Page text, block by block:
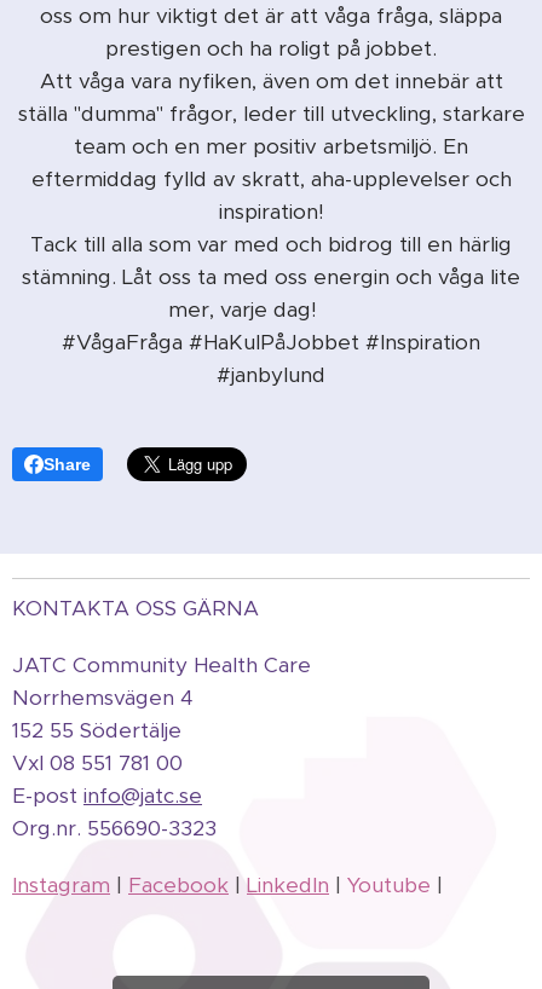
oss om hur viktigt det är att våga fråga, släppa
prestigen och ha roligt på jobbet.
Att våga vara nyfiken, även om det innebär att
ställa "dumma" frågor, leder till utveckling, starkare
team och en mer positiv arbetsmiljö. En
eftermiddag fylld av skratt, aha-upplevelser och
inspiration!
Tack till alla som var med och bidrog till en härlig
stämning. Låt oss ta med oss energin och våga lite
mer, varje dag! 💡✨
#VågaFråga #HaKulPåJobbet #Inspiration
#janbylund
Share
KONTAKTA OSS GÄRNA
JATC Community Health Care
Norrhemsvägen 4
152 55 Södertälje
Vxl 08 551 781 00
E-post info@jatc.se
Org.nr. 556690-3323
Instagram | Facebook | LinkedIn | Youtube |